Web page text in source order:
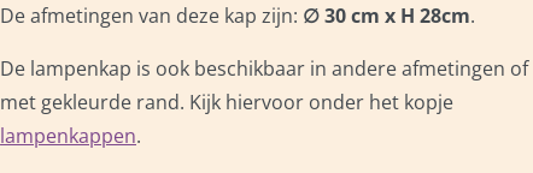
De afmetingen van deze kap zijn: ∅ 30 cm x H 28cm.
De lampenkap is ook beschikbaar in andere afmetingen of
met gekleurde rand. Kijk hiervoor onder het kopje
lampenkappen.